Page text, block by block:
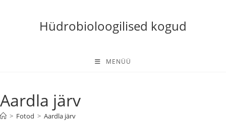
Hüdrobioloogilised kogud
MENÜÜ
Aardla järv
> Fotod > Aardla järv